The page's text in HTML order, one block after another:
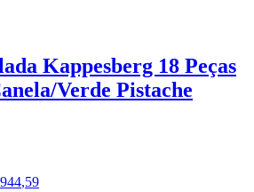
Kappesberg 18 Peças
Verde Pistache
,59